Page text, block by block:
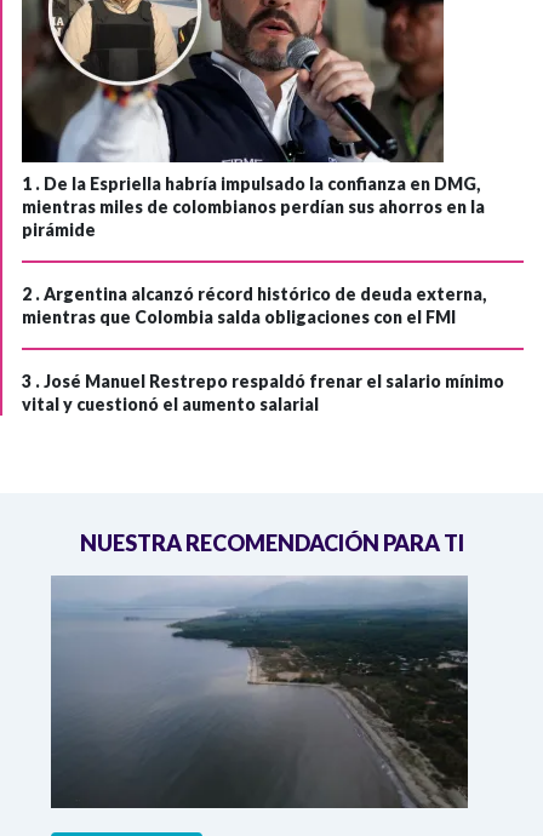
1 . De la Espriella habría impulsado la confianza en DMG,
mientras miles de colombianos perdían sus ahorros en la
pirámide
2 .Argentina alcanzó récord histórico de deuda externa,
mientras que Colombia salda obligaciones con el FMI
3 .José Manuel Restrepo respaldó frenar el salario mínimo
vital y cuestionó el aumento salarial
NUESTRA RECOMENDACIÓN PARA TI